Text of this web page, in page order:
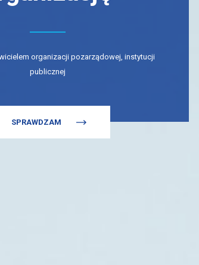
organizacji pozarządowej, instytucji
publicznej
SPRAWDZAM